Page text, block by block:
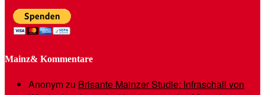
Mainz& Kommentare
Anonymzu Brisante Mainzer Studie: Infraschall von